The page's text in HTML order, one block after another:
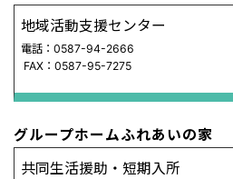
地域活動支援センター
電話：0587-94-2666
FAX：0587-95-7275
グループホームふれあいの家
共同生活援助・短期入所